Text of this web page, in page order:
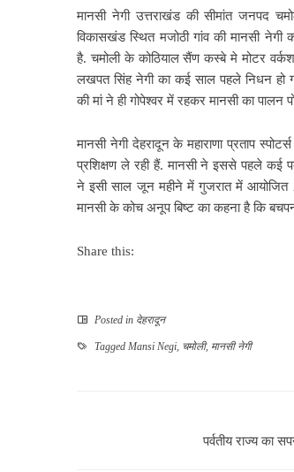
मानसी नेगी उत्तराखंड की सीमांत जनपद
विकासखंड स्थित मजोठी गांव की मानसी नेगी
है. चमोली के कोठियाल सैंण कस्बे मे मोटर
लखपत सिंह नेगी का कई साल पहले निधन हो
की मां ने ही गोपेश्वर में रहकर मानसी का पालन
मानसी नेगी देहरादून के महाराणा प्रताप
प्रशिक्षण ले रही हैं. मानसी ने इससे पहले कई
ने इसी साल जून महीने में गुजरात में आयोजित
मानसी के कोच अनूप बिष्ट का कहना है कि
Share this:
Posted in देहरादून
Tagged Mansi Negi, चमोली, मानसी नेगी
पर्वतीय राज्य का